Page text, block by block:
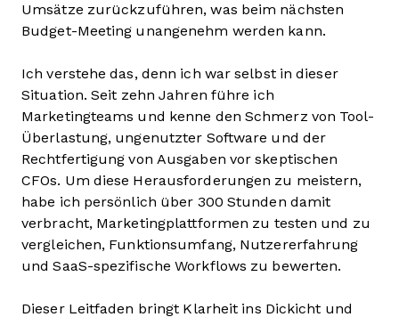
Umsätze zurückzuführen, was beim nächsten
Budget-Meeting unangenehm werden kann.
Ich verstehe das, denn ich war selbst in dieser
Situation. Seit zehn Jahren führe ich
Marketingteams und kenne den Schmerz von Tool-
Überlastung, ungenutzter Software und der
Rechtfertigung von Ausgaben vor skeptischen
CFOs. Um diese Herausforderungen zu meistern,
habe ich persönlich über 300 Stunden damit
verbracht, Marketingplattformen zu testen und zu
vergleichen, Funktionsumfang, Nutzererfahrung
und SaaS-spezifische Workflows zu bewerten.
Dieser Leitfaden bringt Klarheit ins Dickicht und